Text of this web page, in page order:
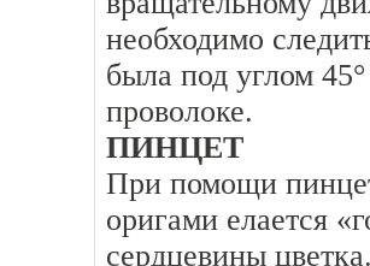
необходимо
была под углом
проволоке.
ПИНЦЕТ
При помощи
оригами елается
сердцевины